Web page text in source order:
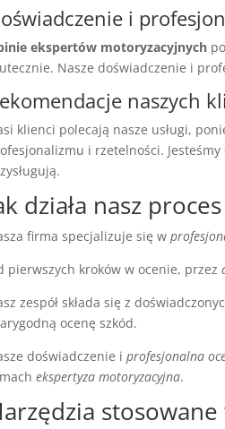
i
ekspertów motoryzacyjnych
Nasze doświadczenie i
naszych
klienci polecają nasze usługi,
i rzetelności.
działa nasz
firma specjalizuje się w
pierwszych kroków w ocenie, przez
zespół składa się z
ocenę szkód.
doświadczenie iprofesjonalna
ekspertyza motoryzacyjna.
stosowane